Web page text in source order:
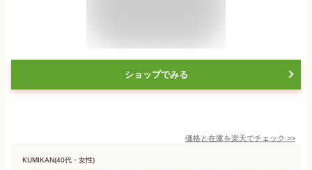
ショップでみる
価格と在庫を楽天でチェック >>
KUMIKAN(40代・女性)